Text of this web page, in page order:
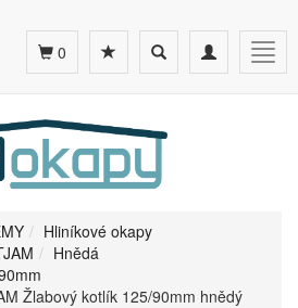
Toggle
navigation
Toggle
search
0
Hliníkové okapy
Hnědá
Žlabový kotlík 125/90mm hnědý